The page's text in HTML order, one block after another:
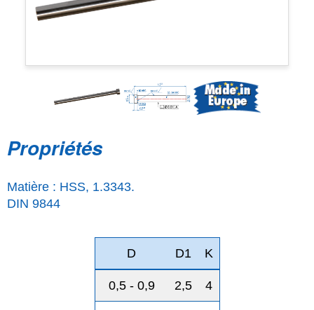
Propriétés
Matière : HSS, 1.3343.
DIN 9844
D D1 K
0,5 - 0,9 2,5 4